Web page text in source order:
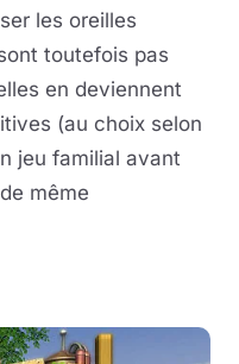
les oreilles
toutefois pas
en deviennent
(au choix selon
jeu familial avant
même